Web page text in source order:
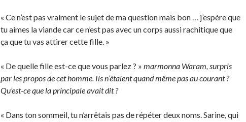
« Ce n’est pas vraiment le sujet de ma question mais bon … j’espère que
tu aimes la viande car ce n’est pas avec un corps aussi rachitique que
ça que tu vas attirer cette fille. »
« De quelle fille est-ce que vous parlez ? » marmonna Waram, surpris
par les propos de cet homme. Ils n’étaient quand même pas au courant ?
Qu’est-ce que la principale avait dit ?
« Dans ton sommeil, tu n’arrêtais pas de répéter deux noms. Sarine, qui